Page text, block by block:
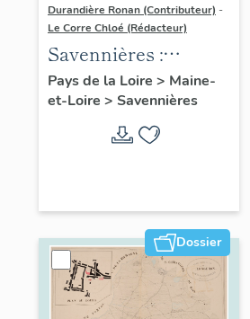
Durandière Ronan (Contributeur) -
Le Corre Chloé (Rédacteur)
Savennières :
présentation de la
commune
Pays de la Loire > Maine-
et-Loire > Savennières
Dossier